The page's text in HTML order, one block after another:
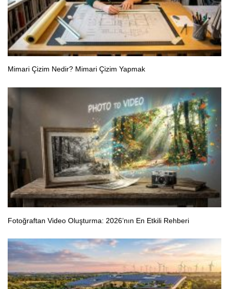
Mimari Çizim Nedir? Mimari Çizim Yapmak
Fotoğraftan Video Oluşturma: 2026’nın En Etkili Rehberi